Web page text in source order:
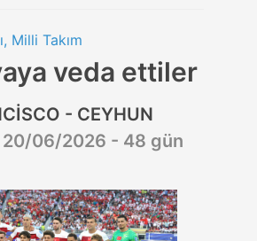
Milli Takım
veda ettiler
- CEYHUN
20/06/2026 - 48 gün